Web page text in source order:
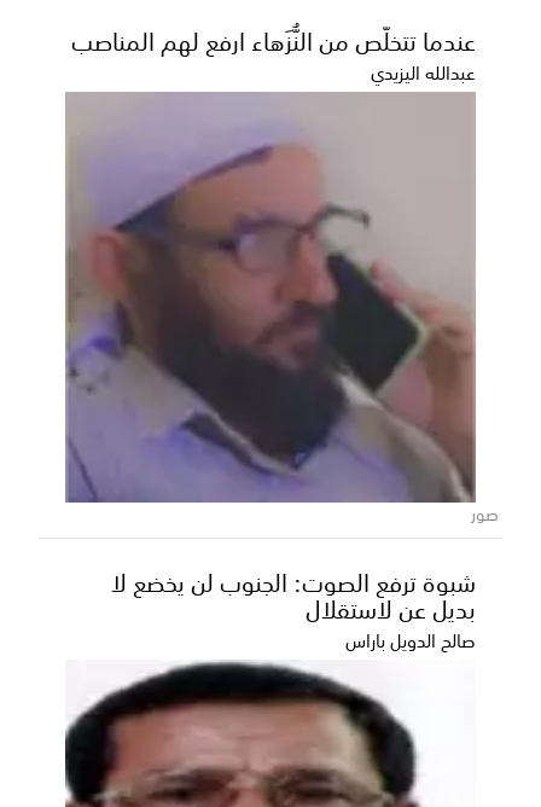
البرنامج السعودي» يدعم استقرار التعليم
باليمن ويُمكِّن أكثر من 18 ألف فتاة ريفية
من مواصلة التعليم
في إطار الدعم التنموي المستمر الذي تقدمه المملكة
العربية السعودية لليمن،؛ أعلن البرنامج السعودي لتنم...
عندما تتخلّص من النُّزَهاء ارفع لهم المناصب
عبدالله اليزيدي
صور
شبوة ترفع الصوت: الجنوب لن يخضع لا
بديل عن لاستقلال
صالح الدويل باراس